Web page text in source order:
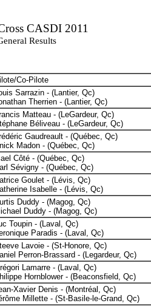
CASDI 2011
Results
Co-Pilote
Sarrazin - (Lantier, Qc)
Therrien - (Lantier, Qc)
Matteau - (LeGardeur, Qc)
Béliveau - (LeGardeur, Qc)
Gaudreault - (Québec, Qc)
Madon - (Québec, Qc)
Côté - (Québec, Qc)
Sévigny - (Québec, Qc)
Goulet - (Lévis, Qc)
Isabelle - (Lévis, Qc)
Duddy - (Magog, Qc)
Duddy - (Magog, Qc)
Toupin - (Laval, Qc)
Paradis - (Laval, Qc)
Lavoie - (St-Honore, Qc)
Perron-Brassard - (Legardeur, Qc)
Lamarre - (Laval, Qc)
Hornblower - (Beaconsfield, Qc)
Xavier Denis - (Montréal, Qc)
Millette - (St-Basile-le-Grand, Qc)